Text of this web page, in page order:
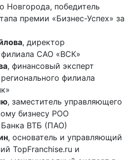
Новгорода, победитель
премии «Бизнес-Успех» за
, директор
филиала САО «ВСК»
, финансовый эксперт
филиала
, заместитель управляющего
бизнесу РОО
ВТБ (ПАО)
, основатель и управляющий
TopFranchise.ru и